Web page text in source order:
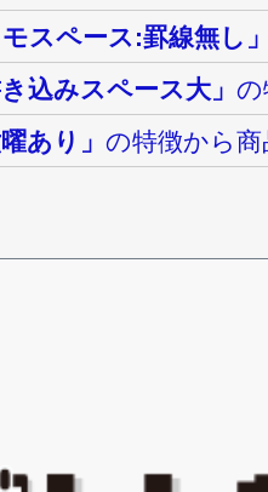
モスペース:罫線無し
き込みスペース大」
曜あり」の特徴から